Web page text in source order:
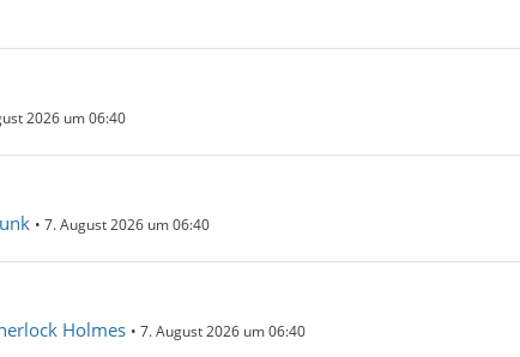
2026 um 06:40
7. August 2026 um 06:40
Holmes 7. August 2026 um 06:40